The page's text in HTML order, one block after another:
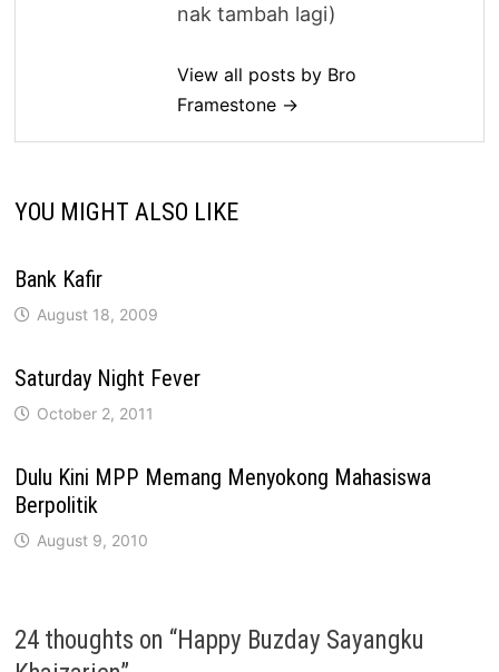
nak tambah lagi)
View all posts by Bro
Framestone →
YOU MIGHT ALSO LIKE
Bank Kafir
August 18, 2009
Saturday Night Fever
October 2, 2011
Dulu Kini MPP Memang Menyokong Mahasiswa
Berpolitik
August 9, 2010
24 thoughts on “Happy Buzday Sayangku